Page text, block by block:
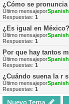
¿Cómo se pronuncia
Último mensajepor
Respuestas: 1
¿Es igual en México?
Último mensajepor
Respuestas: 1
Por que hay tantos
Último mensajepor
Respuestas: 1
¿Cuándo suena la r
Último mensajepor
Respuestas: 1
Nuevo Tema